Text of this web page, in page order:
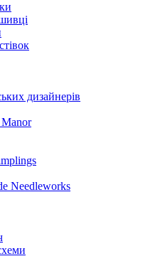
дизайнерів
Needleworks